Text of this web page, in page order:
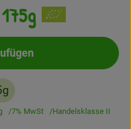
25 Euro
zum Warenkorb
7% MwSt Handelsklasse II